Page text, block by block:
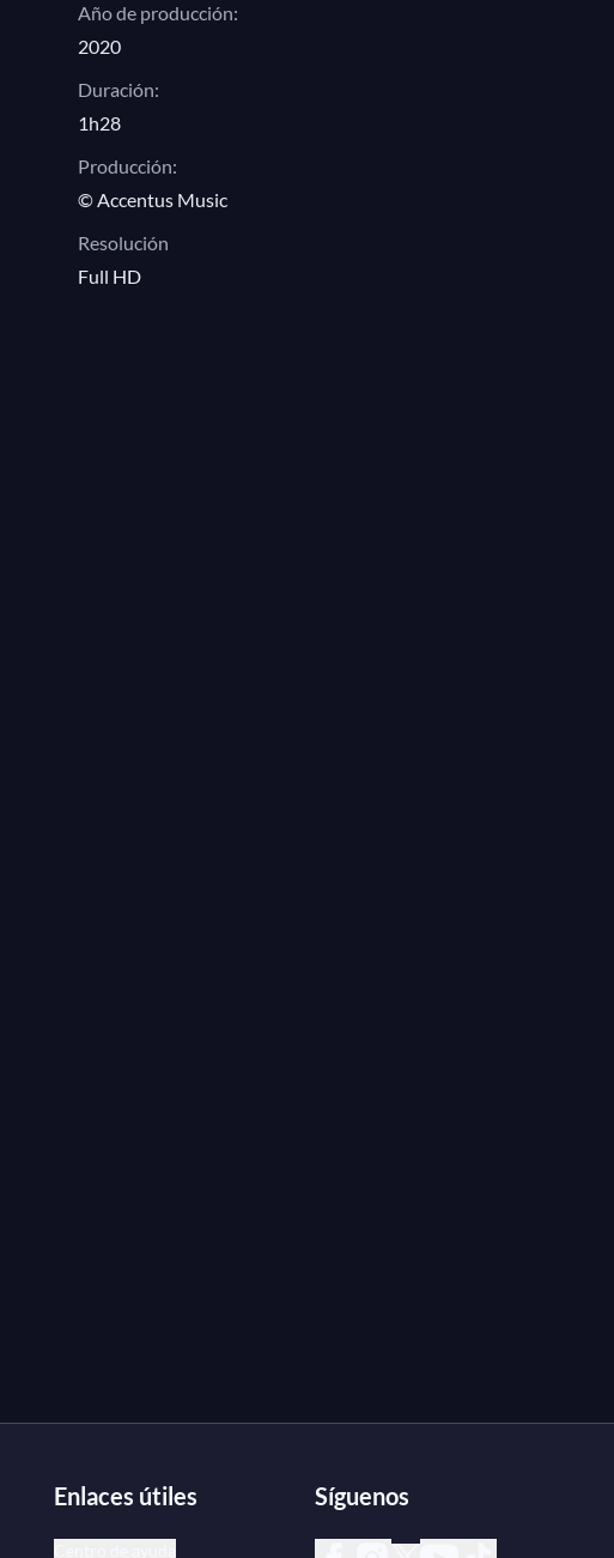
Año de producción:
2020
Duración:
1h28
Producción:
© Accentus Music
Resolución
Full HD
Enlaces útiles Síguenos